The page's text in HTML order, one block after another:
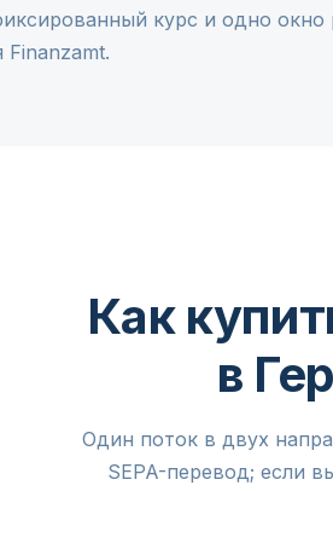
курс и одно
Finanzamt.
Как
в
Один поток в двух
SEPA-перевод; если